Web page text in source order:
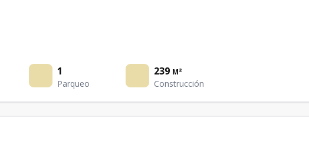
1
Parqueo
239 M²
Construcción